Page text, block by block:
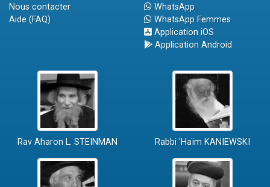
Nous contacter
Aide (FAQ)
WhatsApp
WhatsApp Femmes
Application iOS
Application Android
Rav Aharon L. STEINMAN Rabbi 'Haïm KANIEWSKI